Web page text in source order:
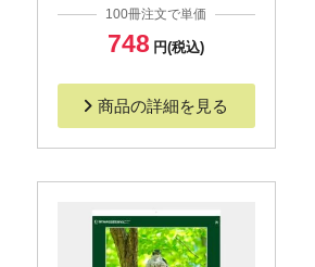
100冊注文で単価
748 円(税込)
商品の詳細を見る